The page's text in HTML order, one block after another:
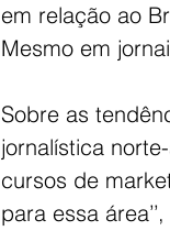
em relação ao
Mesmo em
Sobre as
jornalística
cursos de
para essa